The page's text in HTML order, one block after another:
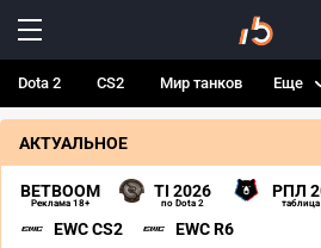
Dota 2 CS2 Мир танков Еще
АКТУАЛЬНОЕ
BETBOOM
Реклама 18+
TI 2026
по Dota 2
РПЛ
EWC CS2 EWC R6